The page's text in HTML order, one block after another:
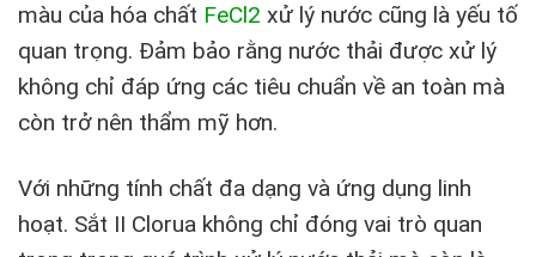
màu của hóa chất FeCl2 xử lý nước cũng là yếu tố
quan trọng. Đảm bảo rằng nước thải được xử lý
không chỉ đáp ứng các tiêu chuẩn về an toàn mà
còn trở nên thẩm mỹ hơn.
Với những tính chất đa dạng và ứng dụng linh
hoạt. Sắt II Clorua không chỉ đóng vai trò quan